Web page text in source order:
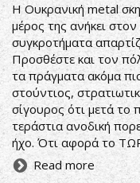
Η Ουκρανική metal
μέρος της ανήκει
συγκροτήματα
Προσθέστε και τον
τα πράγματα ακόμα
στούντιος,
σίγουρος ότι μετά το
τεράστια ανοδική
ήχο. Ότι αφορά το
Read more